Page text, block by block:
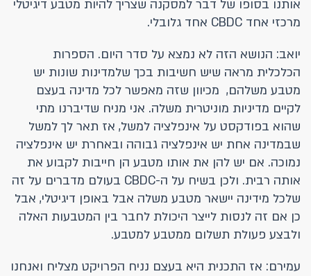
אותנו בסופו של דבר למסקנה שצריך להיות מטבע דיגיטלי
מרכזי אחד CBDC אחד גלובלי.
יואב: הנושא הזה לא נמצא על סדר היום. הספרות
הכלכלית מראה שיש חשיבות בכך שלמדינות שונות יש
מטבע משלהם, מכיוון שזה מאפשר לכל מדינה בעצם
לקיים מדיניות מוניטרית משלה. אני מניח שדיברנו מתי
שהוא בפודקסט על אינפלציה למשל, אז תאר לך למשל
שבמדינה אחת יש אינפלציה גבוהה ובאחרת יש אינפלציה
נמוכה. אם יש להן את אותו מטבע הן חייבות לקבוע את
אותה רבית. ולכן בשיח על ה-CBDC בעולם מדברים על זה
שלכל מידינה יישאר מטבע משלה אבל באופן דיגיטלי, אבל
כן אם זה לנסות לייצר היכולת לחבר בין המטבעות האלה
ולבצע פעולת תשלום ממטבע למטבע.
עמירם: אז התכנית היא בעצם נניח הפרויקט מצליח ואנחנו